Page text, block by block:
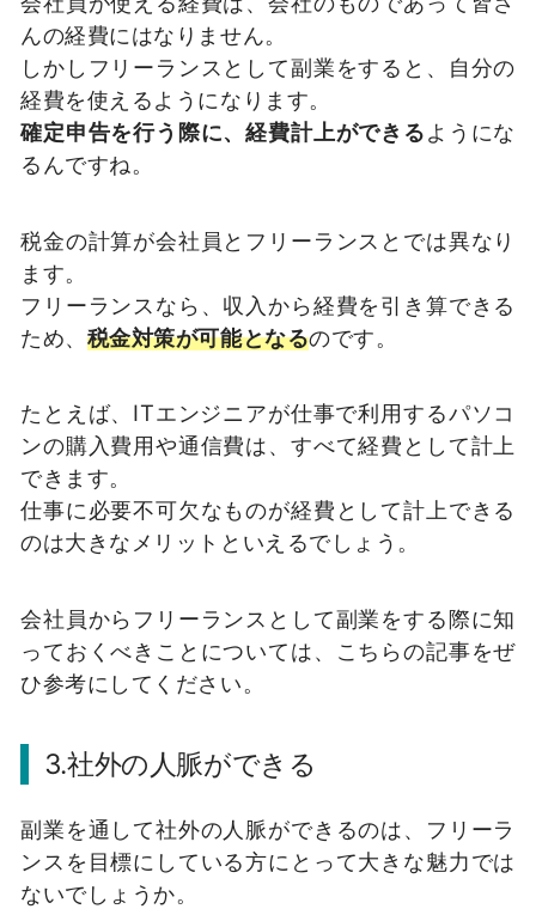
んの経費にはなりません。
しかしフリーランスとして副業をすると、自分の
経費を使えるようになります。
確定申告を行う際に、経費計上ができるようにな
るんですね。
税金の計算が会社員とフリーランスとでは異なり
ます。
フリーランスなら、収入から経費を引き算できる
ため、 税金対策が可能となるのです。
たとえば、ITエンジニアが仕事で利用するパソコ
ンの購入費用や通信費は、すべて経費として計上
できます。
仕事に必要不可欠なものが経費として計上できる
のは大きなメリットといえるでしょう。
会社員からフリーランスとして副業をする際に知
っておくべきことについては、こちらの記事をぜ
ひ参考にしてください。
3.社外の人脈ができる
副業を通して社外の人脈ができるのは、フリーラ
ンスを目標にしている方にとって大きな魅力では
ないでしょうか。